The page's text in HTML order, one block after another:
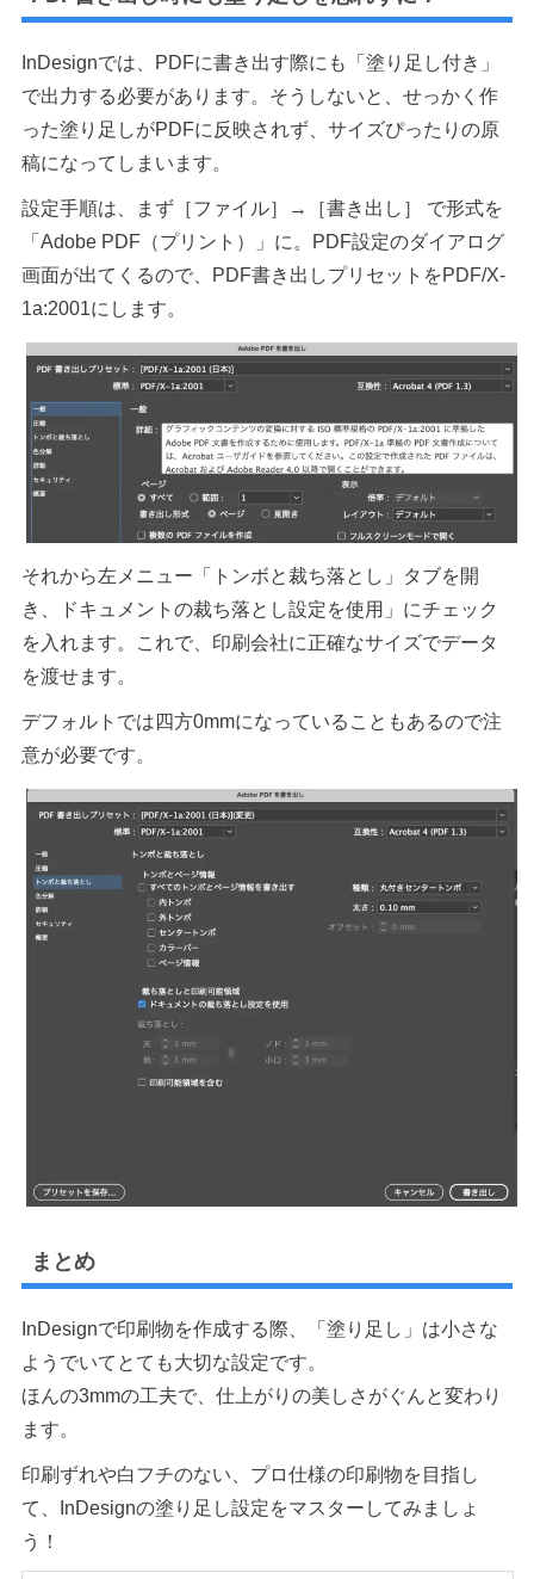
InDesignでは、PDFに書き出す際にも「塗り足し付き」
で出力する必要があります。そうしないと、せっかく作
った塗り足しがPDFに反映されず、サイズぴったりの原
稿になってしまいます。
設定手順は、まず［ファイル］→［書き出し］ で形式を
「Adobe PDF（プリント）」に。PDF設定のダイアログ
画面が出てくるので、PDF書き出しプリセットをPDF/X-
1a:2001にします。
それから左メニュー「トンボと裁ち落とし」タブを開
き、ドキュメントの裁ち落とし設定を使用」にチェック
を入れます。これで、印刷会社に正確なサイズでデータ
を渡せます。
デフォルトでは四方0mmになっていることもあるので注
意が必要です。
まとめ
InDesignで印刷物を作成する際、「塗り足し」は小さな
ようでいてとても大切な設定です。
ほんの3mmの工夫で、仕上がりの美しさがぐんと変わり
ます。
印刷ずれや白フチのない、プロ仕様の印刷物を目指し
て、InDesignの塗り足し設定をマスターしてみましょ
う！